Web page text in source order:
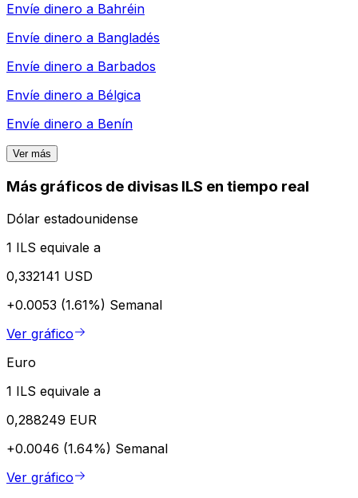
Envíe dinero a Bahréin
Envíe dinero a Bangladés
Envíe dinero a Barbados
Envíe dinero a Bélgica
Envíe dinero a Benín
Ver más
Más gráficos de divisas ILS en tiempo real
Dólar estadounidense
1 ILS equivale a
0,332141 USD
+0.0053 (1.61%) Semanal
Ver gráfico
Euro
1 ILS equivale a
0,288249 EUR
+0.0046 (1.64%) Semanal
Ver gráfico